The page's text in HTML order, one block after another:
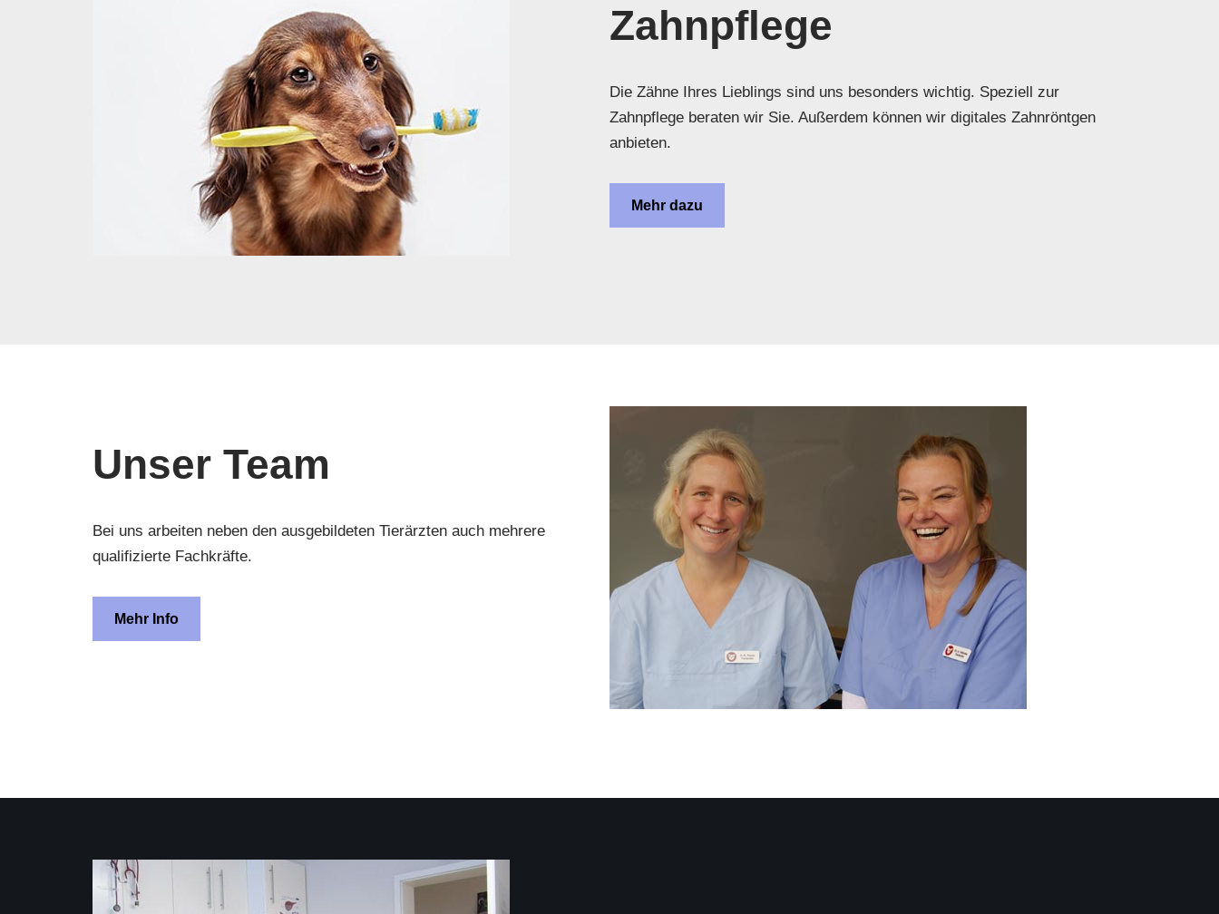
Zahnpflege
Die Zähne Ihres Lieblings sind uns besonders wichtig. Speziell zur
Zahnpflege beraten wir Sie. Außerdem können wir digitales Zahnröntgen
anbieten.
Mehr dazu
Unser Team
Bei uns arbeiten neben den ausgebildeten Tierärzten auch mehrere
qualifizierte Fachkräfte.
Mehr Info